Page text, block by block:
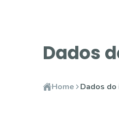
Dados
Home Dados